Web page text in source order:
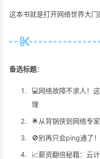
这本书就是打开网络世界大门
备选标题：
💻网络故障不求人！
理
🌟从背锅侠到网络专
🚫别再只会ping通了
📈薪资翻倍秘籍：云